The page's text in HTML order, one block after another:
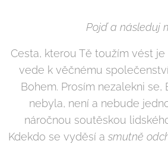
Pojď a následuj
Cesta, kterou Tě toužím vést je
vede k věčnému
Bohem. Prosím nezalekni se,
nebyla, není a nebude
náročnou soutěskou
Kdekdo se vyděsí a smutně